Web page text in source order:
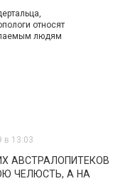
относят
людям
в 13:03
АВСТРАЛОПИТЕКОВ
ЧЕЛЮСТЬ, А НА